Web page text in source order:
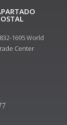
1695 World
Center